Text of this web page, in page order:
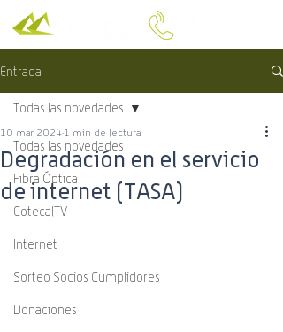
Entrada
Todas las novedades
Fibra Óptica
CotecalTV
Internet
Sorteo Socios Cumplidores
Donaciones
Todas las novedades
Degradación en el servicio
de internet (TASA)
10 mar 2024 1 min de lectura